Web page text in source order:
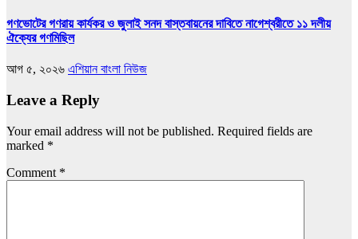
গণভোটের গণরায় কার্যকর ও জুলাই সনদ বাস্তবায়নের দাবিতে নাগেশ্বরীতে ১১ দলীয়
ঐক্যের গণমিছিল
আগ ৫, ২০২৬ এশিয়ান বাংলা নিউজ
Leave a Reply
Your email address will not be published. Required fields are
marked *
Comment *